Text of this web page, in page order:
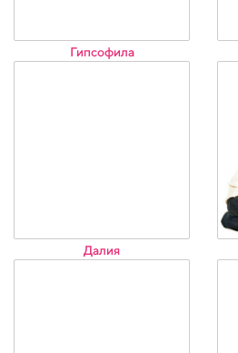
Гипсофила
Далия